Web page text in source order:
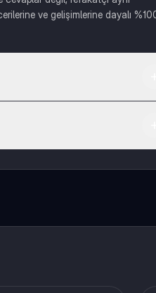
ve gelişimlerine dayalı